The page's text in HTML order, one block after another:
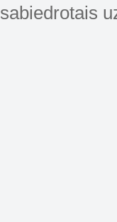
sabiedrotais